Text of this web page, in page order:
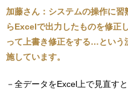
加藤さん：システムの操作に
らExcelで出力したものを修正
って上書き修正をする…という
施しています。
－全データをExcel上で見直す